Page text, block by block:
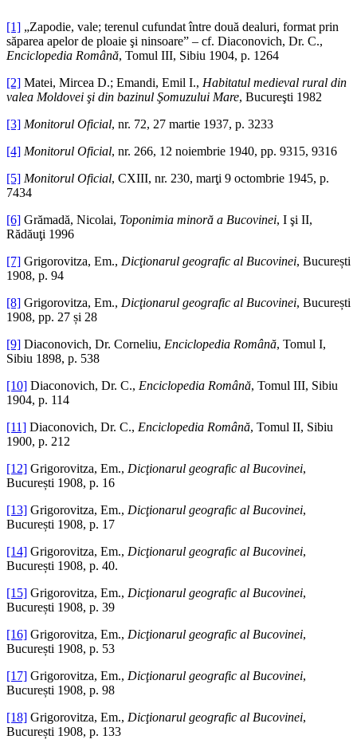
[1] „Zapodie, vale; terenul cufundat între două dealuri, format prin
săparea apelor de ploaie şi ninsoare” – cf. Diaconovich, Dr. C.,
Enciclopedia Română, Tomul III, Sibiu 1904, p. 1264
[2] Matei, Mircea D.; Emandi, Emil I., Habitatul medieval rural din
valea Moldovei şi din bazinul Şomuzului Mare, Bucureşti 1982
[3] Monitorul Oficial, nr. 72, 27 martie 1937, p. 3233
[4] Monitorul Oficial, nr. 266, 12 noiembrie 1940, pp. 9315, 9316
[5] Monitorul Oficial, CXIII, nr. 230, marţi 9 octombrie 1945, p.
7434
[6] Grămadă, Nicolai, Toponimia minoră a Bucovinei, I şi II,
Rădăuţi 1996
[7] Grigorovitza, Em., Dicţionarul geografic al Bucovinei, București
1908, p. 94
[8] Grigorovitza, Em., Dicţionarul geografic al Bucovinei, București
1908, pp. 27 și 28
[9] Diaconovich, Dr. Corneliu, Enciclopedia Română, Tomul I,
Sibiu 1898, p. 538
[10] Diaconovich, Dr. C., Enciclopedia Română, Tomul III, Sibiu
1904, p. 114
[11] Diaconovich, Dr. C., Enciclopedia Română, Tomul II, Sibiu
1900, p. 212
[12] Grigorovitza, Em., Dicţionarul geografic al Bucovinei,
București 1908, p. 16
[13] Grigorovitza, Em., Dicţionarul geografic al Bucovinei,
București 1908, p. 17
[14] Grigorovitza, Em., Dicţionarul geografic al Bucovinei,
București 1908, p. 40.
[15] Grigorovitza, Em., Dicţionarul geografic al Bucovinei,
București 1908, p. 39
[16] Grigorovitza, Em., Dicţionarul geografic al Bucovinei,
București 1908, p. 53
[17] Grigorovitza, Em., Dicţionarul geografic al Bucovinei,
București 1908, p. 98
[18] Grigorovitza, Em., Dicţionarul geografic al Bucovinei,
București 1908, p. 133